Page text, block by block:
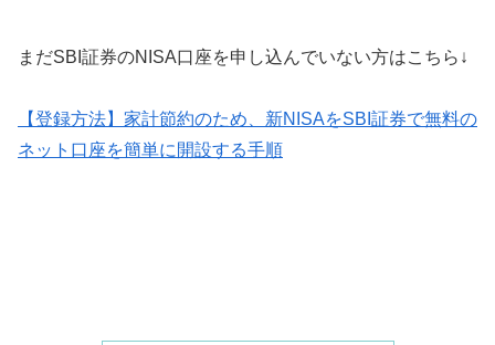
まだSBI証券のNISA口座を申し込んでいない方はこちら↓
【登録方法】家計節約のため、新NISAをSBI証券で無料の
ネット口座を簡単に開設する手順